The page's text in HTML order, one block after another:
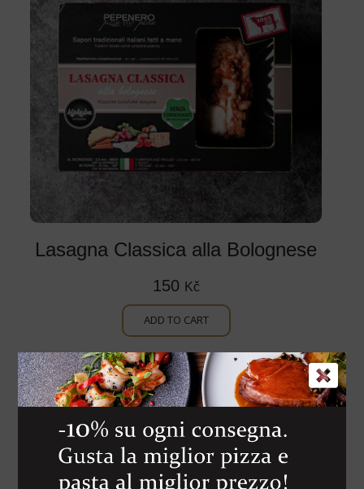
Lasagna Classica alla Bolognese
150 Kč
ADD TO CART